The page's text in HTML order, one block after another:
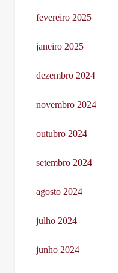
fevereiro 2025
janeiro 2025
dezembro 2024
novembro 2024
outubro 2024
setembro 2024
agosto 2024
julho 2024
junho 2024